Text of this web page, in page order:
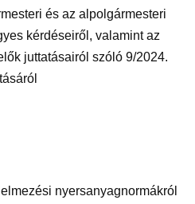
és az alpolgármesteri
kérdéseiről, valamint az
juttatásairól szóló 9/2024.
nyersanyagnormákról